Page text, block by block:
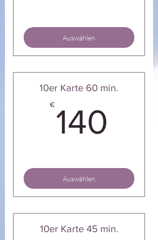
Auswählen
10er Karte 60 min.
€140
Auswählen
10er Karte 45 min.